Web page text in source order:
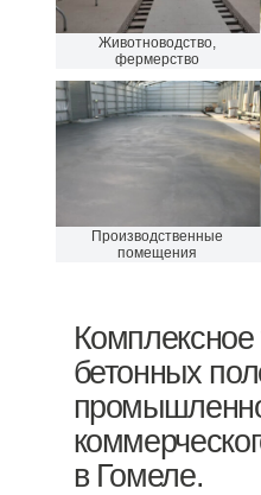
Животноводство,
фермерство
Производственные
помещения
Комплексное
бетонных
в Гомеле.